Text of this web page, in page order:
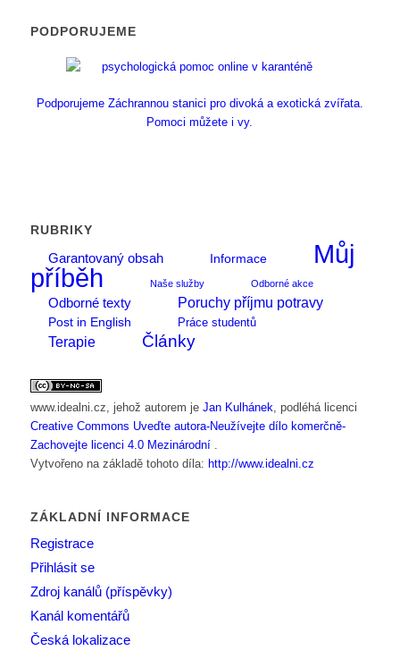
PODPORUJEME
Podporujeme Záchrannou stanici pro divoká a exotická zvířata.
Pomoci můžete i vy.
RUBRIKY
Garantovaný obsah
Informace
Můj
příběh
Naše služby Odborné akce
Odborné texty Poruchy příjmu potravy
Post in English Práce studentů
Terapie Články
www.idealni.cz , jehož autorem je Jan Kulhánek , podléhá licenci
Creative Commons Uveďte autora-Neužívejte dílo komerčně-
Zachovejte licenci 4.0 Mezinárodní
Vytvořeno na základě tohoto díla: http://www.idealni.cz
ZÁKLADNÍ INFORMACE
Registrace
Přihlásit se
Zdroj kanálů (příspěvky)
Kanál komentářů
Česká lokalizace